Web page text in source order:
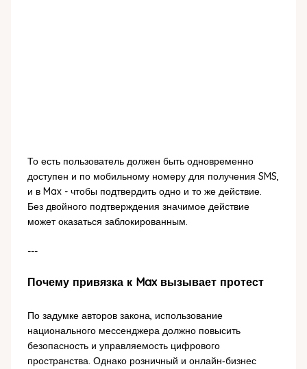
То есть пользователь должен быть одновременно
доступен и по мобильному номеру для получения SMS,
и в Max - чтобы подтвердить одно и то же действие.
Без двойного подтверждения значимое действие
может оказаться заблокированным.
---
Почему привязка к Max вызывает протест
По задумке авторов закона, использование
национального мессенджера должно повысить
безопасность и управляемость цифрового
пространства. Однако розничный и онлайн‑бизнес